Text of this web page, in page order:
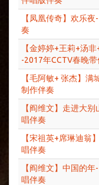
【凤凰传奇】欢乐
奏
【金婷婷+王莉+汤
-2017年CCTV春晚
【毛阿敏+ 张杰】
制作伴奏
【阎维文】走进大
唱伴奏
【宋祖英+席琳迪翁
唱伴奏
【阎维文】中国的
唱伴奏